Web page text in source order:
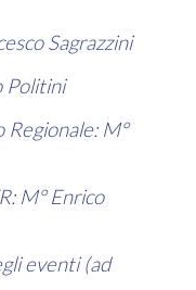
Sagrazzini
Politini
M°
M° Enrico
eventi (ad